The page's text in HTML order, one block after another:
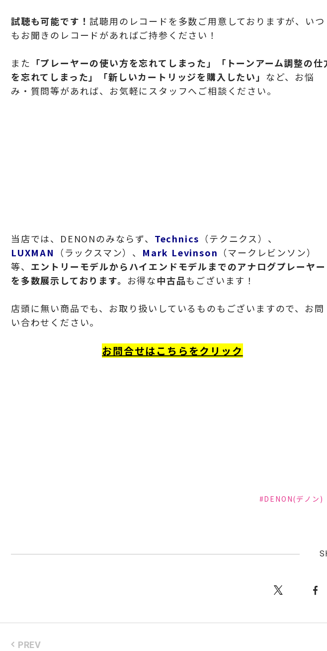
試聴も可能です！試聴用のレコードを多数ご用意しておりますが、いつ
もお聞きのレコードがあればご持参ください！
また 「プレーヤーの使い方を忘れてしまった」「トーンアーム調整の仕
を忘れてしまった」「新しいカートリッジを購入したい」 など、お悩
み・質問等があれば、お気軽にスタッフへご相談ください。
当店では、DENONのみならず、 Technics （テクニクス）、
LUXMAN
（ラックスマン）、 Mark Levinson （マークレビンソン）
等、 エントリーモデルからハイエンドモデルまでのアナログプレーヤー
を多数展示しております。 お得な中古品もございます！
店頭に無い商品でも、お取り扱いしているものもございますので、お問
い合わせください。
お問合せはこちらをクリック
#DENON(デノン)
PREV